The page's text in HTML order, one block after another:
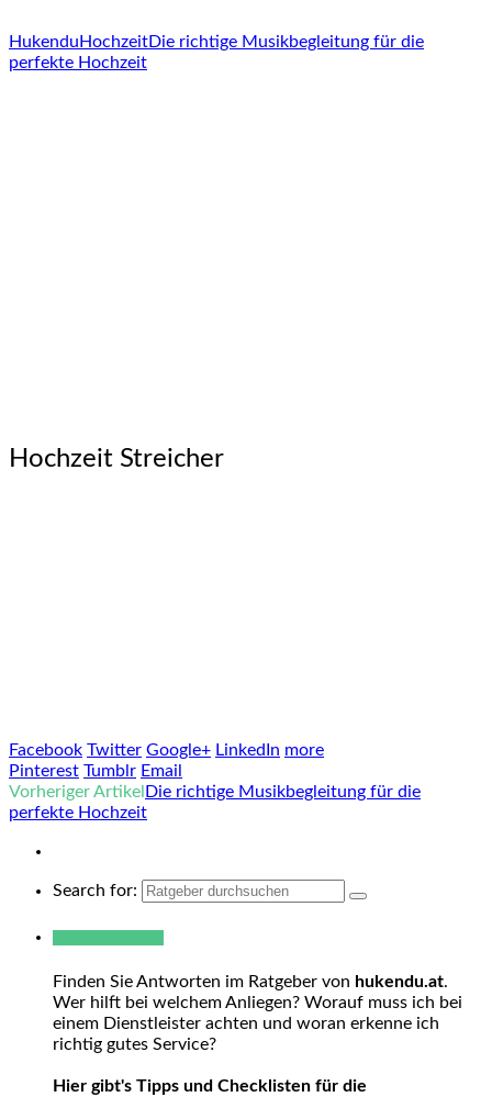
Hukendu HochzeitDie richtige Musikbegleitung für die
perfekte Hochzeit
Hochzeit Streicher
Facebook Twitter Google+ LinkedIn more
Pinterest Tumblr Email
Vorheriger Artikel Die richtige Musikbegleitung für die
perfekte Hochzeit
Search for:
Finden Sie Antworten im Ratgeber von hukendu.at.
Wer hilft bei welchem Anliegen? Worauf muss ich bei
einem Dienstleister achten und woran erkenne ich
richtig gutes Service?
Hier gibt's Tipps und Checklisten für die